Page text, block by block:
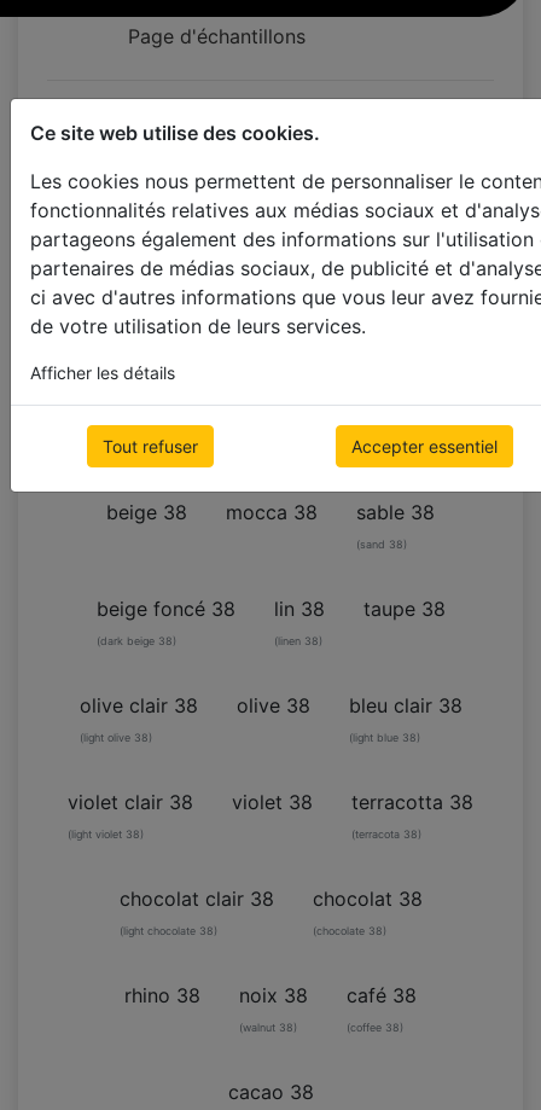
Ce site web utilise des cookies.
Les cookies nous permettent de personnaliser le
fonctionnalités relatives aux médias sociaux et
partageons également des informations sur
partenaires de médias sociaux, de publicité et
ci avec d'autres informations que vous leur avez
de votre utilisation de leurs services.
Afficher les détails
Tout refuser Accepter essentiel
Page d'échantillons
Couleur de Ruban
38mm
25mm
utilisez cordon d'échelle
COULEUR DE RUBAN 38 MM
blanc 38
beige 38 mocca 38 sable 38
(sand 38)
beige foncé 38
(dark beige 38)
lin 38
(linen 38)
taupe 38
olive clair 38
(light olive 38)
olive 38 bleu clair 38
(light blue 38)
violet clair 38
(light violet 38)
violet 38 terracotta 38
(terracota 38)
chocolat clair 38
(light chocolate 38)
chocolat 38
(chocolate 38)
rhino 38 noix 38
(walnut 38)
café 38
(coffee 38)
cacao 38